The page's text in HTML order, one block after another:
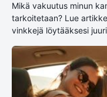
Mikä vakuutus minun
tarkoitetaan? Lue
vinkkejä löytääksesi